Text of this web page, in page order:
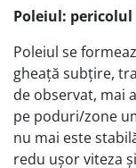
Poleiul:
Poleiul se
gheaţă subţire,
de observat, mai
pe poduri/zone
nu mai este
redu uşor viteza